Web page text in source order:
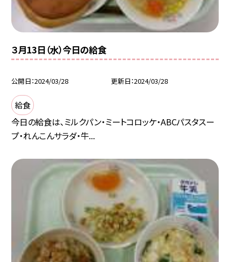
３月13日（水）今日の給食
公開日 2024/03/28 更新日 2024/03/28
給食
今日の給食は、ミルクパン・ミートコロッケ・ABCパスタスー
プ・れんこんサラダ・牛...